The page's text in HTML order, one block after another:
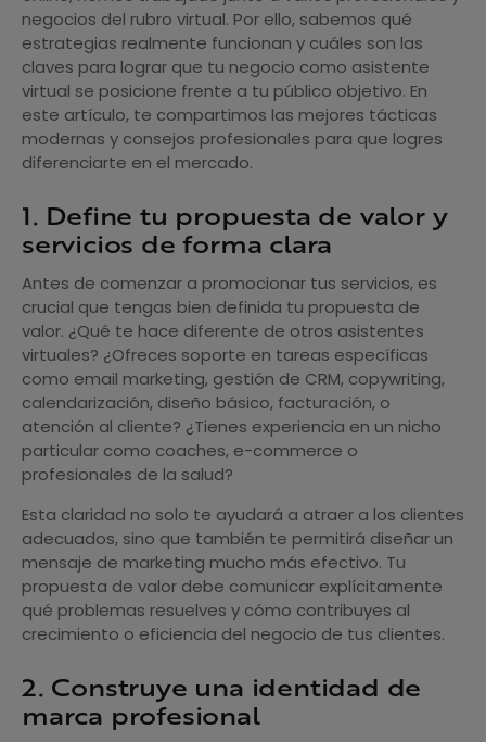
negocios del rubro virtual. Por ello, sabemos qué
estrategias realmente funcionan y cuáles son las
claves para lograr que tu negocio como asistente
virtual se posicione frente a tu público objetivo. En
este artículo, te compartimos las mejores tácticas
modernas y consejos profesionales para que logres
diferenciarte en el mercado.
1. Define tu propuesta de valor y
servicios de forma clara
Antes de comenzar a promocionar tus servicios, es
crucial que tengas bien definida tu propuesta de
valor. ¿Qué te hace diferente de otros asistentes
virtuales? ¿Ofreces soporte en tareas específicas
como email marketing, gestión de CRM, copywriting,
calendarización, diseño básico, facturación, o
atención al cliente? ¿Tienes experiencia en un nicho
particular como coaches, e-commerce o
profesionales de la salud?
Esta claridad no solo te ayudará a atraer a los clientes
adecuados, sino que también te permitirá diseñar un
mensaje de marketing mucho más efectivo. Tu
propuesta de valor debe comunicar explícitamente
qué problemas resuelves y cómo contribuyes al
crecimiento o eficiencia del negocio de tus clientes.
2. Construye una identidad de
marca profesional